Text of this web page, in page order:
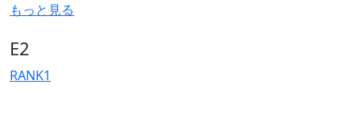
もっと見る
E2
RANK1